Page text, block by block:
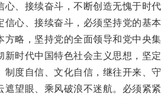
心、接续奋斗，不断创造无愧于时代
信心、接续奋斗，必须坚持党的基本
方略，坚持党的全面领导和党中央集
新时代中国特色社会主义思想，坚定
制度自信、文化自信，继往开来、守
遮望眼、乘风破浪不迷航。必须紧紧